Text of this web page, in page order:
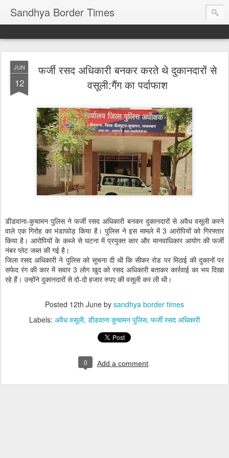
Sandhya Border Times
JUN
12
फर्जी रसद अधिकारी बनकर करते थे दुकानदारों से
वसूली:गैंग का पर्दाफाश
डीडवाना-कुचामन पुलिस ने फर्जी रसद अधिकारी बनकर दुकानदारों से अवैध वसूली करने
वाले एक गिरोह का भंडाफोड़ किया है। पुलिस ने इस मामले में 3 आरोपियों को गिरफ्तार
किया है। आरोपियों के कब्जे से घटना में प्रयुक्त कार और मानवाधिकार आयोग की फर्जी
नंबर प्लेट जब्त की गई है।
जिला रसद अधिकारी ने पुलिस को सूचना दी थी कि सीकर रोड पर मिठाई की दुकानों पर
सफेद रंग की कार में सवार 3 लोग खुद को रसद अधिकारी बताकर कार्रवाई का भय दिखा
रहे हैं। उन्होंने दुकानदारों से दो-दो हजार रुपए की वसूली कर ली थी।
Posted 12th June by sandhya border times
Labels: अवैध वसूली डीडवाना कुचामन पुलिस फर्जी रसद अधिकारी
0 Add a comment